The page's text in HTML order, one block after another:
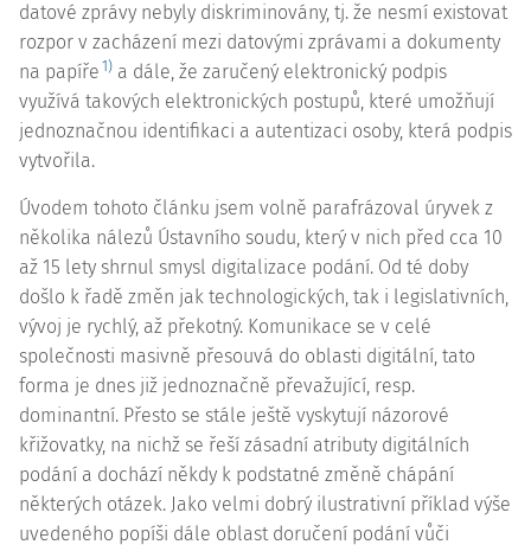
datové zprávy nebyly diskriminovány, tj. že nesmí existovat
rozpor v zacházení mezi datovými zprávami a dokumenty
na papíře 1) a dále, že zaručený elektronický podpis
využívá takových elektronických postupů, které umožňují
jednoznačnou identifikaci a autentizaci osoby, která podpis
vytvořila.
Úvodem tohoto článku jsem volně parafrázoval úryvek z
několika nálezů Ústavního soudu, který v nich před cca 10
až 15 lety shrnul smysl digitalizace podání. Od té doby
došlo k řadě změn jak technologických, tak i legislativních,
vývoj je rychlý, až překotný. Komunikace se v celé
společnosti masivně přesouvá do oblasti digitální, tato
forma je dnes již jednoznačně převažující, resp.
dominantní. Přesto se stále ještě vyskytují názorové
křižovatky, na nichž se řeší zásadní atributy digitálních
podání a dochází někdy k podstatné změně chápání
některých otázek. Jako velmi dobrý ilustrativní příklad výše
uvedeného popíši dále oblast doručení podání vůči